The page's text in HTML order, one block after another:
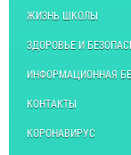
ЖИЗНЬ ШКОЛЫ
ЗДОРОВЬЕ И
ИНФОРМАЦИОННАЯ
КОНТАКТЫ
КОРОНАВИРУС